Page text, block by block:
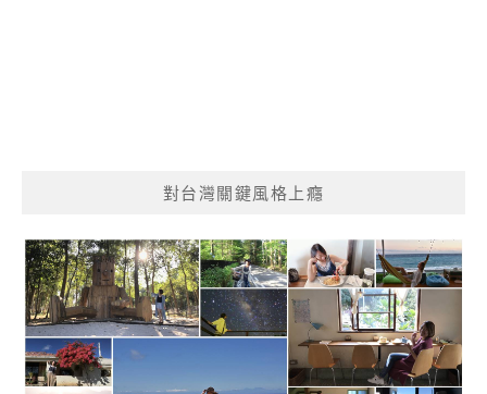
對台灣關鍵風格上癮